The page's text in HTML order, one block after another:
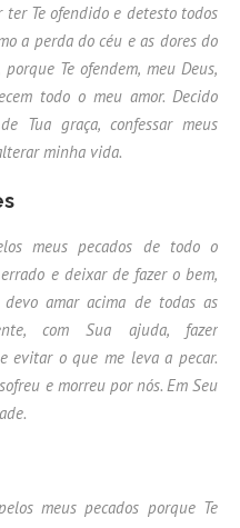
Te ofendido e detesto todos
a perda do céu e as dores do
Te ofendem, meu Deus,
todo o meu amor. Decido
Tua graça, confessar meus
minha vida.
meus pecados de todo o
e deixar de fazer o bem,
amar acima de todas as
com Sua ajuda, fazer
evitar o que me leva a pecar.
e morreu por nós. Em Seu
meus pecados porque Te